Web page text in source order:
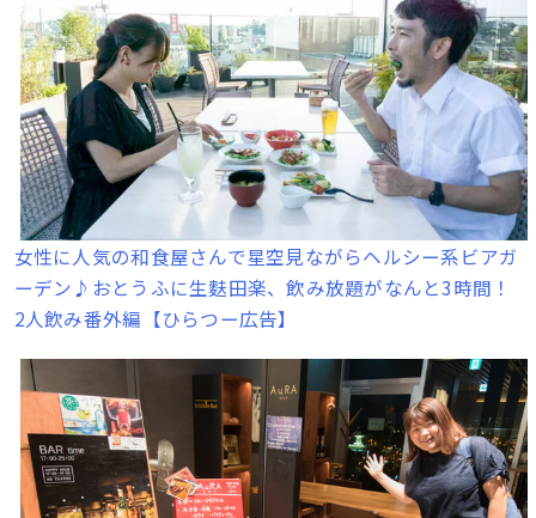
女性に人気の和食屋さんで星空見ながらヘルシー系ビアガ
ーデン♪おとうふに生麩田楽、飲み放題がなんと3時間！
2人飲み番外編【ひらつー広告】